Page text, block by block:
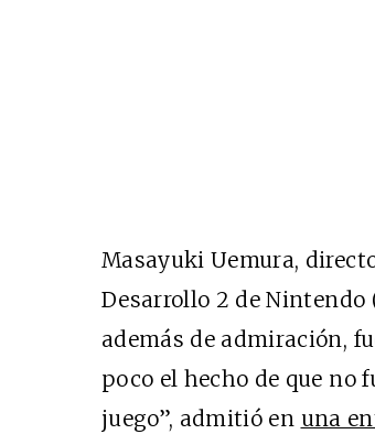
Masayuki Uemura,
Desarrollo 2 de Nintendo
además de admiración,
poco el hecho de que no
juego”, admitió en una